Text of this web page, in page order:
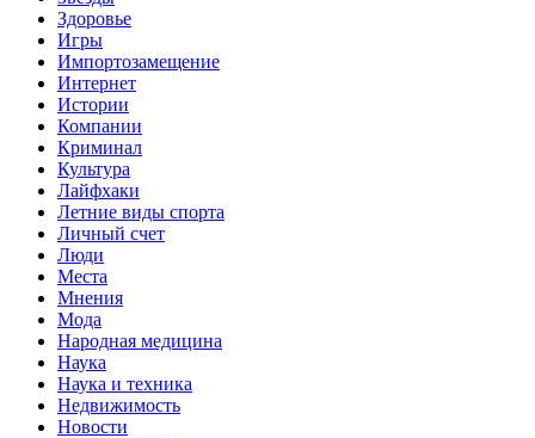
Здоровье
Игры
Импортозамещение
Интернет
Истории
Компании
Криминал
Культура
Лайфхаки
Летние виды спорта
Личный счет
Люди
Места
Мнения
Мода
Народная медицина
Наука
Наука и техника
Недвижимость
Новости